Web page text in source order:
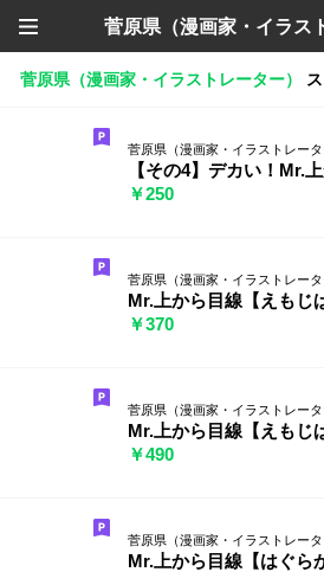
菅原県（漫画家・イラス
菅原県（漫画家・イラストレーター）
菅原県（漫画家・イラストレータ
【その4】デカい！Mr.
￥250
菅原県（漫画家・イラストレータ
Mr.上から目線【えもじ
￥370
菅原県（漫画家・イラストレータ
Mr.上から目線【えもじ
￥490
菅原県（漫画家・イラストレータ
Mr.上から目線【はぐら